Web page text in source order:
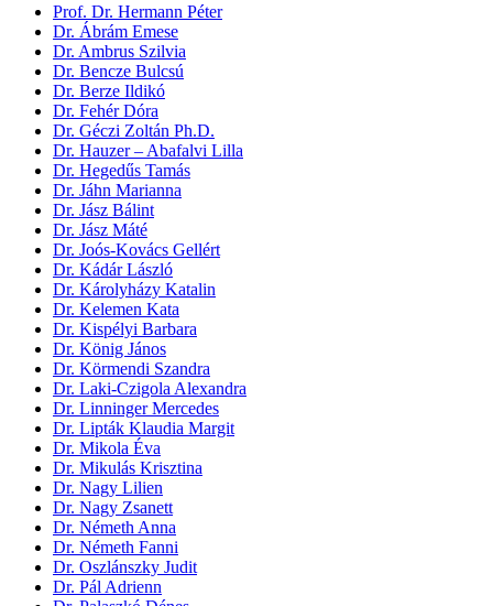
Prof. Dr. Hermann Péter
Dr. Ábrám Emese
Dr. Ambrus Szilvia
Dr. Bencze Bulcsú
Dr. Berze Ildikó
Dr. Fehér Dóra
Dr. Géczi Zoltán Ph.D.
Dr. Hauzer – Abafalvi Lilla
Dr. Hegedűs Tamás
Dr. Jáhn Marianna
Dr. Jász Bálint
Dr. Jász Máté
Dr. Joós-Kovács Gellért
Dr. Kádár László
Dr. Károlyházy Katalin
Dr. Kelemen Kata
Dr. Kispélyi Barbara
Dr. König János
Dr. Körmendi Szandra
Dr. Laki-Czigola Alexandra
Dr. Linninger Mercedes
Dr. Lipták Klaudia Margit
Dr. Mikola Éva
Dr. Mikulás Krisztina
Dr. Nagy Lilien
Dr. Nagy Zsanett
Dr. Németh Anna
Dr. Németh Fanni
Dr. Oszlánszky Judit
Dr. Pál Adrienn